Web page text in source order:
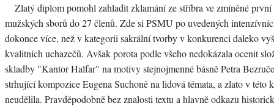
Zlatý diplom pomohl zahladit zklamání ze stříbra ve zmíněné
mužských sborů do 27 členů. Zde si PSMU po uvedených
dokonce více, než v kategorii sakrální tvorby v konkurenci daleko
kvalitních uchazečů. Avšak porota podle všeho nedokázala ocenit
skladby "Kantor Halfar" na motivy stejnojmenné básně Petra
strhující kompozice Eugena Suchoně na lidová témata, a zlato v této
neudělila. Pravděpodobně bez znalosti textu a hlavně odkazu